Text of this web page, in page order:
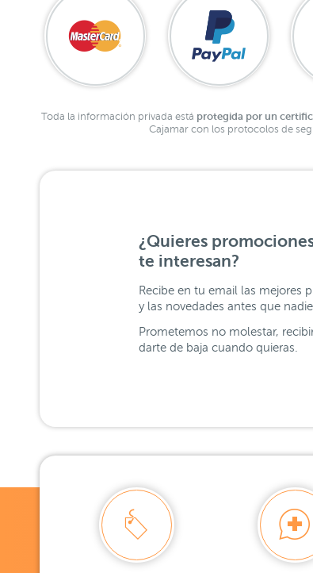
Toda la información privada está protegida por un
Cajamar con los protocolos de
¿Quieres
te interesan?
Recibe en tu email las mejores
y las novedades antes que nadie.
Prometemos no molestar,
darte de baja cuando quieras.